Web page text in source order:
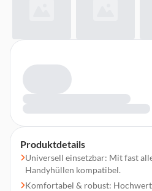
Produktdetails
Universell einsetzbar: Mit fast
Handyhüllen kompatibel.
Komfortabel & robust: